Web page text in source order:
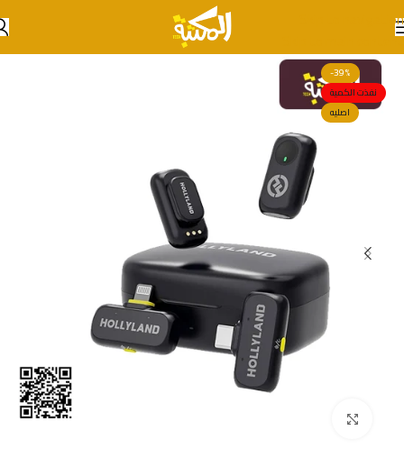
Skip to navigation
Skip to main content
-39%
نفذت الكمية
اصليه